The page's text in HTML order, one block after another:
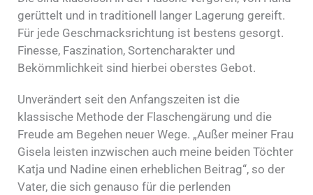
gerüttelt und in traditionell langer Lagerung gereift.
Für jede Geschmacksrichtung ist bestens gesorgt.
Finesse, Faszination, Sortencharakter und
Bekömmlichkeit sind hierbei oberstes Gebot.
Unverändert seit den Anfangszeiten ist die
klassische Methode der Flaschengärung und die
Freude am Begehen neuer Wege. „Außer meiner Frau
Gisela leisten inzwischen auch meine beiden Töchter
Katja und Nadine einen erheblichen Beitrag“, so der
Vater, die sich genauso für die perlenden